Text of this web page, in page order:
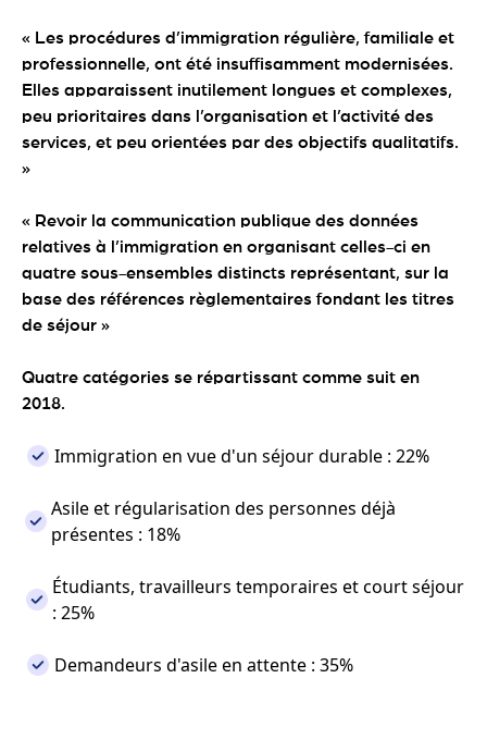
« Les procédures d’immigration régulière, familiale et
professionnelle, ont été insuffisamment modernisées.
Elles apparaissent inutilement longues et complexes,
peu prioritaires dans l’organisation et l’activité des
services, et peu orientées par des objectifs qualitatifs.
»
« Revoir la communication publique des données
relatives à l’immigration en organisant celles-ci en
quatre sous-ensembles distincts représentant, sur la
base des références règlementaires fondant les titres
de séjour »
Quatre catégories se répartissant comme suit en
2018.
Immigration en vue d'un séjour durable : 22%
Asile et régularisation des personnes déjà
présentes : 18%
Étudiants, travailleurs temporaires et court séjour
: 25%
Demandeurs d'asile en attente : 35%